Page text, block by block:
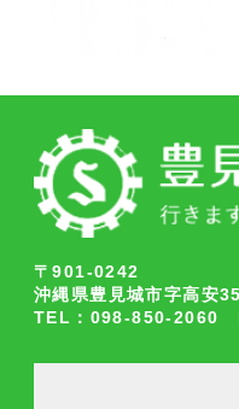
〒901-0242
沖縄県豊見城市字高安
TEL：098-850-2060